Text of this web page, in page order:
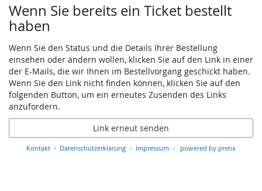
Wenn Sie bereits ein Ticket bestellt
haben
Wenn Sie den Status und die Details Ihrer Bestellung
einsehen oder ändern wollen, klicken Sie auf den Link in einer
der E-Mails, die wir Ihnen im Bestellvorgang geschickt haben.
Wenn Sie den Link nicht finden können, klicken Sie auf den
folgenden Button, um ein erneutes Zusenden des Links
anzufordern.
Link erneut senden
Kontakt Datenschutzerklärung Impressum powered by pretix